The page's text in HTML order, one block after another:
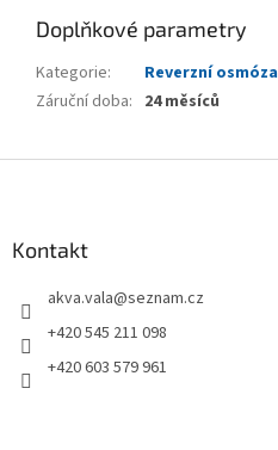
Doplňkové parametry
Kategorie:
Reverzní osmóza
Záruční doba: 24 měsíců
Kontakt
akva.vala@seznam.cz
+420 545 211 098
+420 603 579 961